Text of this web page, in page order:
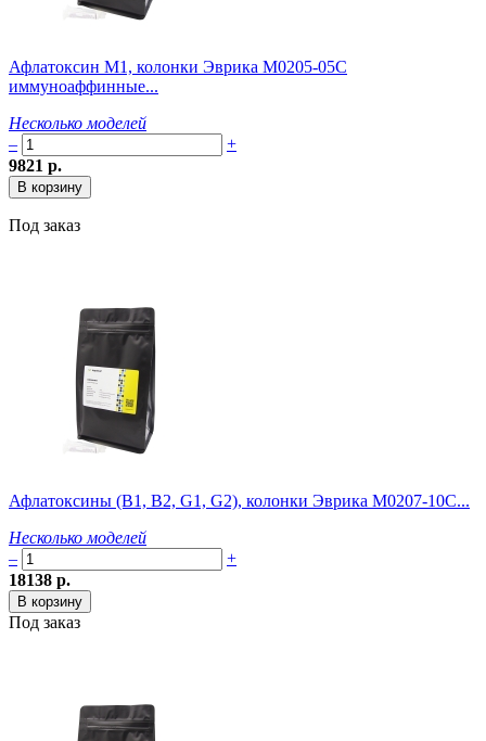
Афлатоксин M1, колонки Эврика M0205-05C
иммуноаффинные...
Несколько моделей
–
+
9821 р.
Под заказ
Афлатоксины (B1, B2, G1, G2), колонки Эврика M0207-10C...
Несколько моделей
–
+
18138 р.
Под заказ